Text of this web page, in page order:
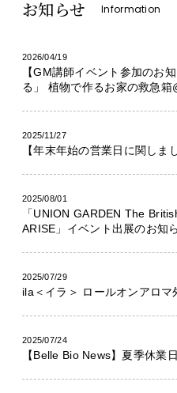
お知らせ Information
2026/04/19
【GM講師イベント参加のお
る」 植物で作るお家の救急箱
2025/11/27
【年末年始の営業日に関しま
2025/08/01
「UNION GARDEN The
ARISE」イベント出展のお知
2025/07/29
ila＜イラ＞ ロールオンアロマ
2025/07/24
【Belle Bio News】夏季休業